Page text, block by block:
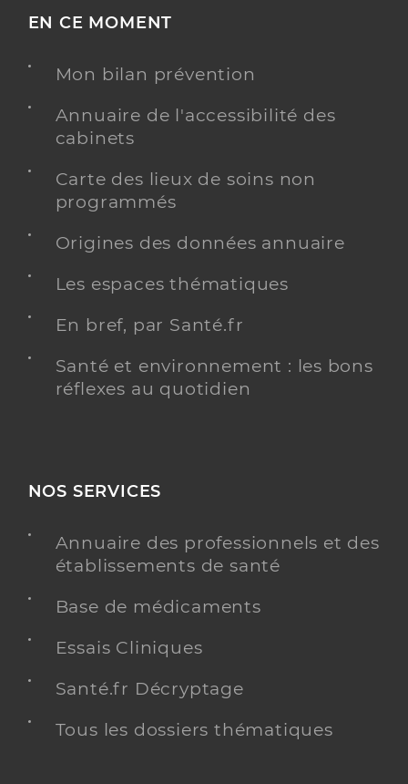
EN CE MOMENT
Mon bilan prévention
Annuaire de l'accessibilité des
cabinets
Carte des lieux de soins non
programmés
Origines des données annuaire
Les espaces thématiques
En bref, par Santé.fr
Santé et environnement : les bons
réflexes au quotidien
NOS SERVICES
Annuaire des professionnels et des
établissements de santé
Base de médicaments
Essais Cliniques
Santé.fr Décryptage
Tous les dossiers thématiques